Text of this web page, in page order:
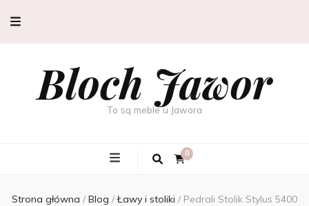
Bloch Jawor
To są meble u Jawora
0
Strona główna / Blog / Ławy i stoliki / Pedrali Stolik Stylus 5400